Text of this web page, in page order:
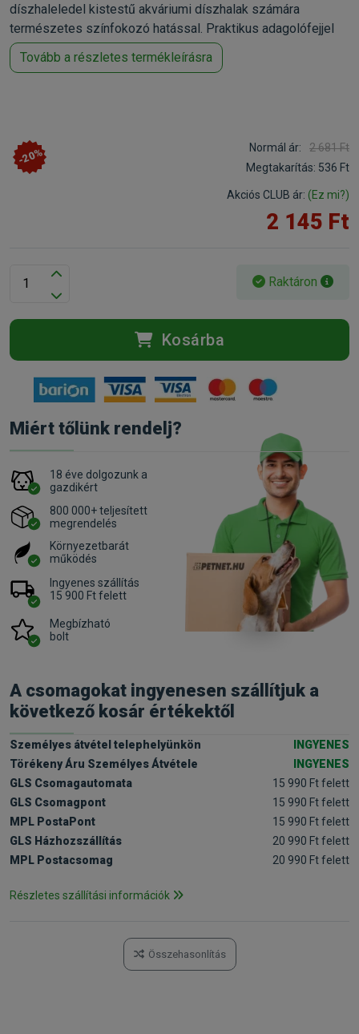
díszhaleledel kistestű akváriumi díszhalak számára
természetes színfokozó hatással. Praktikus adagolófejjel
Tovább a részletes termékleírásra
-20% Normál ár:
2 681 Ft
Megtakarítás: 536 Ft
Akciós CLUB ár: (Ez mi?)
2 145 Ft
Raktáron
Kosárba
Miért tőlünk rendelj?
18 éve dolgozunk a
gazdikért
800 000+ teljesített
megrendelés
Környezetbarát
működés
Ingyenes szállítás
15 900 Ft felett
Megbízható
bolt
A csomagokat ingyenesen szállítjuk a
következő kosár értékektől
Személyes átvétel telephelyünkön
INGYENES
Törékeny Áru Személyes Átvétele
INGYENES
GLS Csomagautomata
15 990 Ft felett
GLS Csomagpont
15 990 Ft felett
MPL PostaPont
15 990 Ft felett
GLS Házhozszállítás
20 990 Ft felett
MPL Postacsomag
20 990 Ft felett
Részletes szállítási információk
Összehasonlítás